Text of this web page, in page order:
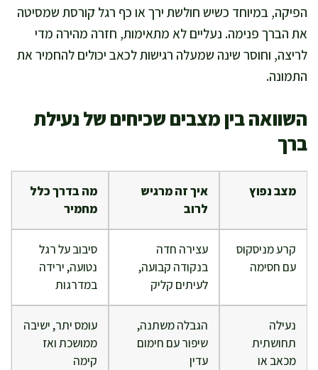
הפיקה, במיוחד כשיש חולשת ירך או כף רגל קורסת שמסיטה
את הברך פנימה. נעליים לא מתאימות, חזרה מהירה מדי
לריצה, וחוסר שינה שמעלה רגישות לכאב יכולים להחמיר את
התמונה.
השוואה בין מצבים שכיחים של נעילת
ברך
מצב נפוץ
איך זה מרגיש
לרוב
מה בדרך כלל
מחמיר
קרע מניסקוס
עם חסימה
עצירה חדה
בנקודה קבועה,
לעיתים קליק
סיבוב על רגל
נטועה, ירידה
במדרגות
נעילה
תחושתית
מכאב או
הגבלה משתנה,
שיפור עם חימום
עדין
עומס יתר, ישיבה
ממושכת ואז
קימה